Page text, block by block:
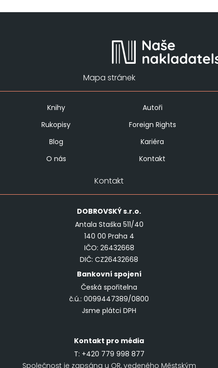
Mapa stránek
Knihy
Autoři
Rukopisy
Foreign Rights
Blog
Kariéra
O nás
Kontakt
Kontakt
DOBROVSKÝs.r.o.
Antala Staška 511/40
140 00 Praha 4
IČO: 26432668
DIČ: CZ26432668
Bankovní spojení
Česká spořitelna
č.ú.: 0099447389/0800
Jsme plátci DPH
Kontakt pro média
T: +420 779 998 877
Společnost je zapsána u OR, vedeného Městským